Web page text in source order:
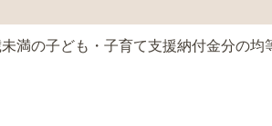
満の子ども・子育て支援納付金分の均